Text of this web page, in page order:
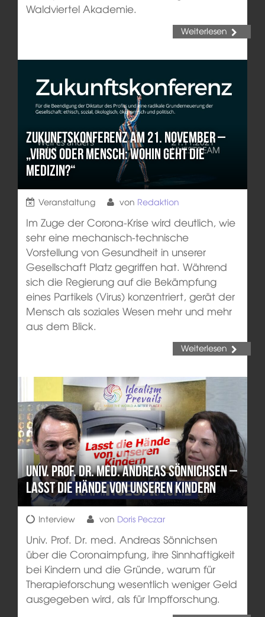
Waldviertel Akademie.
Weiterlesen
Zukunftskonferenz am 21. November –
„Virus oder Mensch: Wohin geht die
Medizin?“
Veranstaltung von Redaktion
Im Zuge der Corona-Krise wird deutlich, wie
sehr eine mechanisch-technische
Vorstellung von Gesundheit in unserer
Gesellschaft Platz gegriffen hat. Während
sich die Regierung auf die Bekämpfung
eines Partikels (Virus) konzentriert, gerät der
Mensch als soziales Wesen mehr und mehr
aus dem Blick.
Weiterlesen
Univ. Prof. Dr. med. Andreas Sönnichsen –
Lasst die Hände von unseren Kindern
Interview von Doris Peczar
Univ. Prof. Dr. med. Andreas Sönnichsen
über die Coronaimpfung, ihre Sinnhaftigkeit
bei Kindern und die Gründe, warum für
Therapieforschung wesentlich weniger Geld
ausgegeben wird, als für Impfforschung.